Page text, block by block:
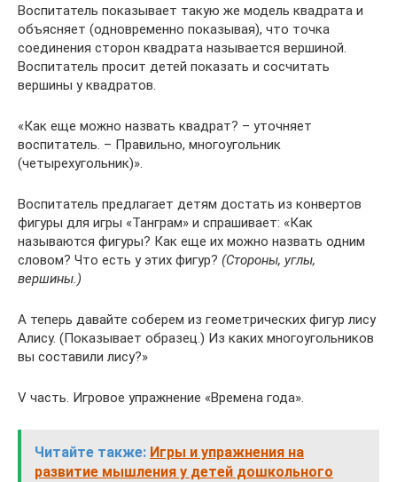
Воспитатель показывает такую же модель квадрата и
объясняет (одновременно показывая), что точка
соединения сторон квадрата называется вершиной.
Воспитатель просит детей показать и сосчитать
вершины у квадратов.
«Как еще можно назвать квадрат? – уточняет
воспитатель. – Правильно, многоугольник
(четырехугольник)».
Воспитатель предлагает детям достать из конвертов
фигуры для игры «Танграм» и спрашивает: «Как
называются фигуры? Как еще их можно назвать одним
словом? Что есть у этих фигур? (Стороны, углы,
вершины.)
А теперь давайте соберем из геометрических фигур лису
Алису. (Показывает образец.) Из каких многоугольников
вы составили лису?»
V часть. Игровое упражнение «Времена года».
Читайте также: Игры и упражнения на
развитие мышления у детей дошкольного